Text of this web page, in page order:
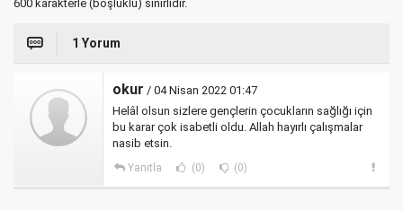
600 karakterle (boşluklu) sınırlıdır.
1 Yorum
okur / 04 Nisan 2022 01:47
Helâl olsun sizlere gençlerin çocukların sağlığı için
bu karar çok isabetli oldu. Allah hayırlı çalışmalar
nasib etsin.
Yanıtla (0) (0)